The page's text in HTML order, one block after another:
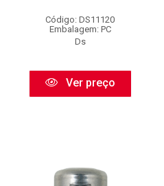
Código: DS11120
Embalagem: PC
Ds
Ver preço